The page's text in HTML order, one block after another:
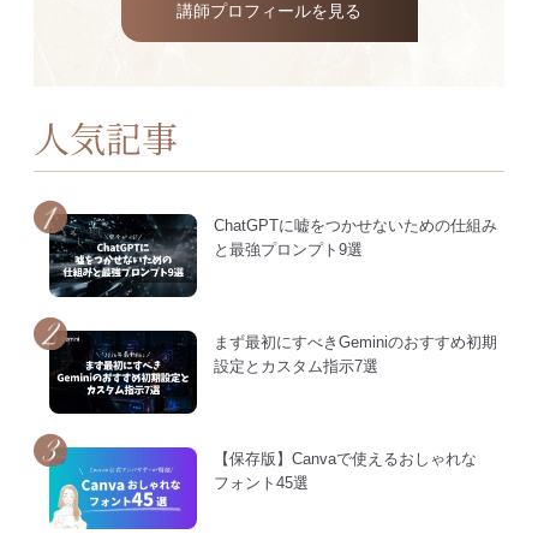
講師プロフィールを見る
人気記事
ChatGPTに嘘をつかせないための仕組み
と最強プロンプト9選
まず最初にすべきGeminiのおすすめ初期
設定とカスタム指示7選
【保存版】Canvaで使えるおしゃれな
フォント45選